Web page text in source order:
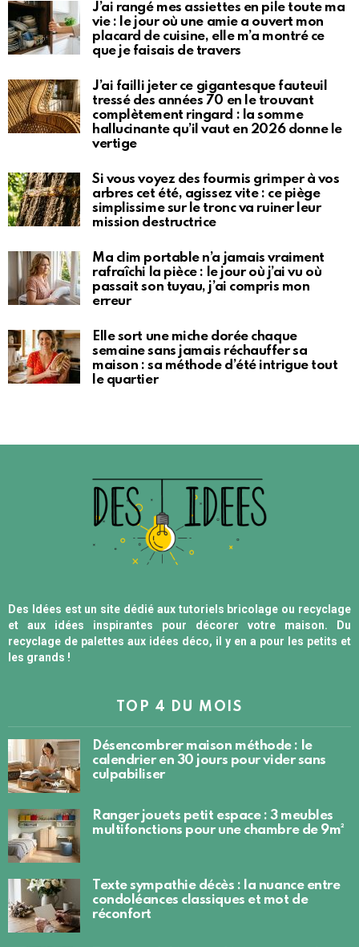
J’ai rangé mes assiettes en pile toute ma
vie : le jour où une amie a ouvert mon
placard de cuisine, elle m’a montré ce
que je faisais de travers
J’ai failli jeter ce gigantesque fauteuil
tressé des années 70 en le trouvant
complètement ringard : la somme
hallucinante qu’il vaut en 2026 donne le
vertige
Si vous voyez des fourmis grimper à vos
arbres cet été, agissez vite : ce piège
simplissime sur le tronc va ruiner leur
mission destructrice
Ma clim portable n’a jamais vraiment
rafraîchi la pièce : le jour où j’ai vu où
passait son tuyau, j’ai compris mon
erreur
Elle sort une miche dorée chaque
semaine sans jamais réchauffer sa
maison : sa méthode d’été intrigue tout
le quartier
Des Idées est un site dédié aux tutoriels bricolage ou recyclage
et aux idées inspirantes pour décorer votre maison. Du
recyclage de palettes aux idées déco, il y en a pour les petits et
les grands !
TOP 4 DU MOIS
Désencombrer maison méthode : le
calendrier en 30 jours pour vider sans
culpabiliser
Ranger jouets petit espace : 3 meubles
multifonctions pour une chambre de 9m²
Texte sympathie décès : la nuance entre
condoléances classiques et mot de
réconfort